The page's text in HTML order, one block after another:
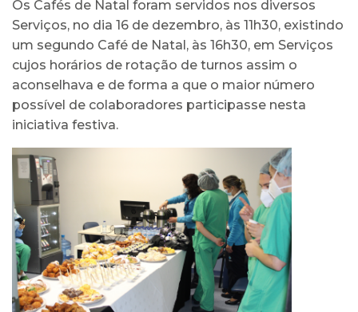
Os Cafés de Natal foram servidos nos diversos
Serviços, no dia 16 de dezembro, às 11h30, existindo
um segundo Café de Natal, às 16h30, em Serviços
cujos horários de rotação de turnos assim o
aconselhava e de forma a que o maior número
possível de colaboradores participasse nesta
iniciativa festiva.